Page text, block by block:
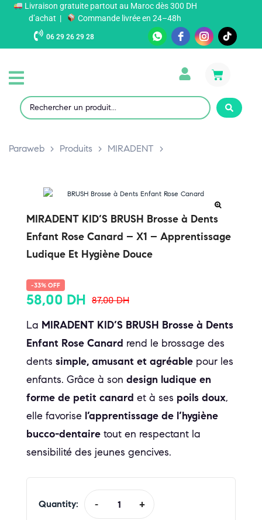
Livraison gratuite partout au Maroc dès 300 DH
d’achat |
Commande livrée en 24–48h
06 29 26 29 28
Paraweb > Produits > MIRADENT >
MIRADENT KID’S BRUSH Brosse à Dents
Enfant Rose Canard – X1 – Apprentissage
Ludique Et Hygiène Douce
-33% OFF
87,00DH
58,00 DH
La MIRADENT KID’S BRUSH Brosse à Dents
Enfant Rose Canard rend le brossage des
dents simple, amusant et agréable pour les
enfants. Grâce à son design ludique en
forme de petit canard et à ses poils doux,
elle favorise l’apprentissage de l’hygiène
bucco-dentaire tout en respectant la
sensibilité des jeunes gencives.
Quantity: - +